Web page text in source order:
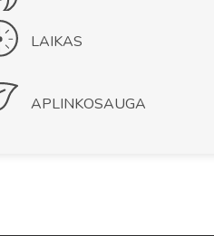
LAIKAS
APLINKOSAUGA